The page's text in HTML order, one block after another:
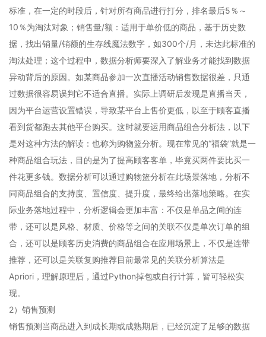
标准，在一定的时段后，针对所有商品进行打分，排名最后5％～
10％为淘汰对象；销售量/额：适用于单价低的商品，基于历史数
据，找出销量/销额的生存线魔法数字，如300个/月，未达此标准的
淘汰处理；这个过程中，数据分析师要深入了解业务才能找到数据
异动背后的原因。如某商品参加一次直播活动销售数据很差，只通
过数据很容易误判它不适合直播。实际上调研后发现是直播当天，
因为平台运营设置错误，导致某平台上售价更低，以至于顾客直播
看到货都跑去其他平台购买。这时就要运用商品组合分析法，以下
是对这种方法的解读：也称为购物篮分析。现在常见的“福袋”就是一
种商品组合玩法，目的是为了提高顾客客单，毕竟买两件要比买一
件花更多钱。数据分析可以通过购物篮分析在此场景落地，分析不
同商品组合的支持度、置信度、提升度，最终给出落地策略。在实
际业务落地过程中，分析逻辑会更加丰富：不仅是单品之间的连
带，还可以是风格、材质、价格等之间的关联不仅是单次订单的组
合，还可以是顾客历史消费的商品组合在应用场景上，不仅是连带
推荐，还可以是关联复购推荐目前最常见的关联分析算法是
Apriori，理解原理后，通过Python掉包或自行计算，皆可轻松实
现。
2）销售预测
销售预测当商品进入到成长期或成熟期后，已经沉淀了足够的数据